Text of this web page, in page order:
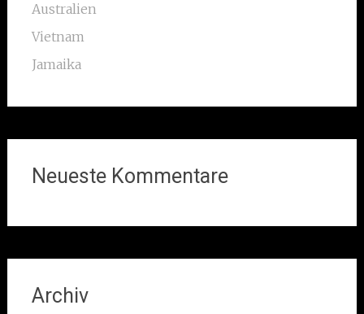
Australien
Vietnam
Jamaika
Neueste Kommentare
Archiv